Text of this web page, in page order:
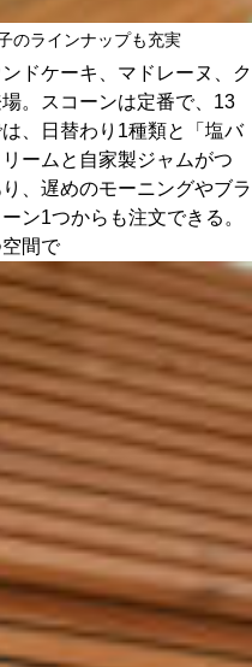
のラインナップも充実
ドケーキ、マドレーヌ、ク
。スコーンは定番で、13
、日替わり1種類と「塩バ
ームと自家製ジャムがつ
、遅めのモーニングやブラ
ン1つからも注文できる。
間で